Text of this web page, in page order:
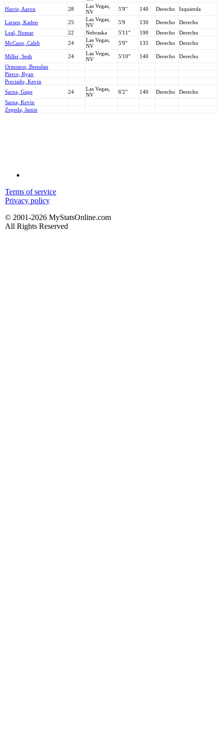
Harris, Aaron
28
Las Vegas,
NV
5'9" 140 Derecho Izquierda
Larsen, Kaden 25
Las Vegas,
NV
5'9 130 Derecho
Derecho
Leal, Nomar
22 Nebraska 5'11" 190 Derecho
Derecho
McCann, Caleb
24
Las Vegas,
NV
5'9" 135 Derecho Derecho
Miller, Sesh 24
Las Vegas,
NV
5'10" 140 Derecho
Derecho
Ormiston, Brendan
Pierce, Ryan
Preciado, Kevin
Sarna, Gage
24
Las Vegas,
NV
6'2" 140 Derecho
Derecho
Sarna, Kevin
Zepeda, Jamie
Terms of service
Privacy policy
© 2001-2026 MyStatsOnline.com
All Rights Reserved